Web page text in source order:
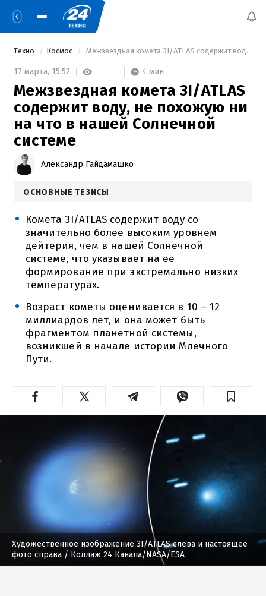
Техно Космос Межзвездная комета 3I/ATLAS содержит воду, не похожую ни на что в нашей Солнечной системе
17 марта, 15:52 4 мин
Межзвездная комета 3I/ATLAS
содержит воду, не похожую ни
на что в нашей Солнечной
системе
Александр Гайдамашко
ОСНОВНЫЕ ТЕЗИСЫ
Комета 3I/ATLAS содержит воду со
значительно более высоким уровнем
дейтерия, чем в нашей Солнечной
системе, что указывает на ее
формирование при экстремально низких
температурах.
Возраст кометы оценивается в 10 – 12
миллиардов лет, и она может быть
фрагментом планетной системы,
возникшей в начале истории Млечного
Пути.
Художественное изображение 3I/ATLAS слева и настоящее
фото справа / Коллаж 24 Канала/NASA/ESA